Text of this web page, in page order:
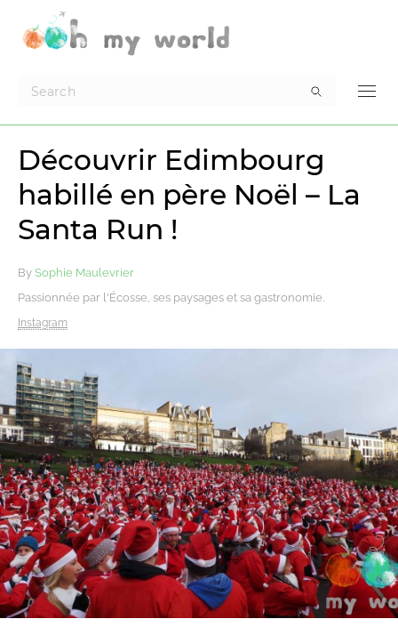
Découvrir Edimbourg
habillé en père Noël – La
Santa Run !
By Sophie Maulevrier
Passionnée par l'Écosse, ses paysages et sa gastronomie.
Instagram